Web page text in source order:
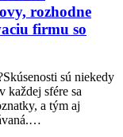
rozhodne
firmu so
sú niekedy
každej sfére sa
a tým aj